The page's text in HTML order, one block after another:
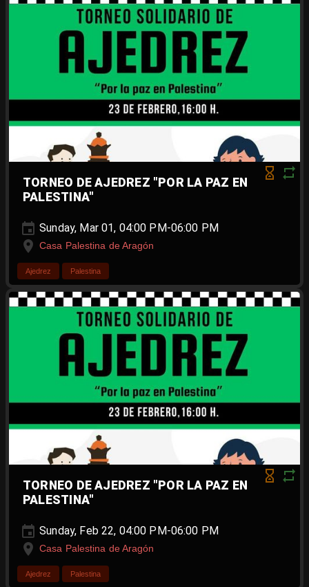
TORNEO DE AJEDREZ "POR LA PAZ EN
PALESTINA"
Sunday, Mar 01, 04:00 PM-06:00 PM
Casa Palestina de Aragón
Ajedrez Palestina
TORNEO DE AJEDREZ "POR LA PAZ EN
PALESTINA"
Sunday, Feb 22, 04:00 PM-06:00 PM
Casa Palestina de Aragón
Ajedrez Palestina